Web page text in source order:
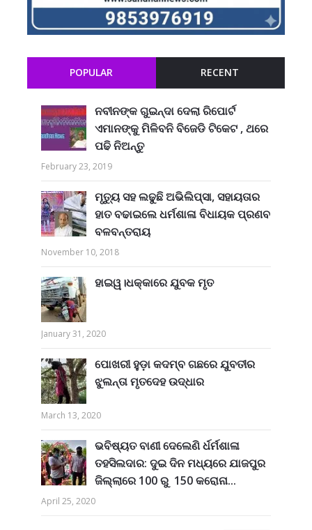
POPULAR RECENT
ନବୀନଙ୍କ ଗୁଇନ୍ଦା ଦେଲା ରିପୋର୍ଟ
ଏମାନଙ୍କୁ ମିଳିବନି ବିଜେଡି ଟିକେଟ , ଥରେ
ପଢି ନିଅନ୍ତୁ
February 23, 2019
ମୃତ୍ୟୁ ସହ ଲଢୁଛି ଅଭିଲିପ୍ସା, ସହାୟତାର
ହାତ ବଢାଇଲେ ଧର୍ମଶାଳା ବିଧାୟକ ପ୍ରଣବ
ବଳବନ୍ତରାୟ
November 10, 2018
ହାଇୱ।ଧକ୍କାରେ ଯୁବକ ମୃତ
January 31, 2020
ପୋଖରୀ ହୁଡ଼ା କଦମ୍ବ ଗଛରେ ଯୁବତୀର
ଝୁଲନ୍ତା ମୃତଦେହ ଉଦ୍ଧାର
March 13, 2020
ଭବିଷ୍ୟତ ବାଣୀ ଦେଲେଣି ର୍ଧର୍ମଶାଳା
ତହସିଲଦାର: ଦୁଇ ଦିନ ମଧ୍ୟରେ ଯାଜପୁର
ଜିଲ୍ଲାରେ 100 ରୁ 150 କରୋନା...
April 25, 2020